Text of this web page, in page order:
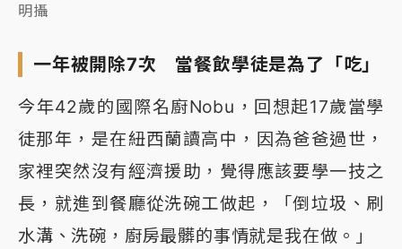
明攝
一年被開除7次 當餐飲學徒是為了「吃」
今年42歲的國際名廚Nobu，回想起17歲當學
徒那年，是在紐西蘭讀高中，因為爸爸過世，
家裡突然沒有經濟援助，覺得應該要學一技之
長，就進到餐廳從洗碗工做起，「倒垃圾、刷
水溝、洗碗，廚房最髒的事情就是我在做。」